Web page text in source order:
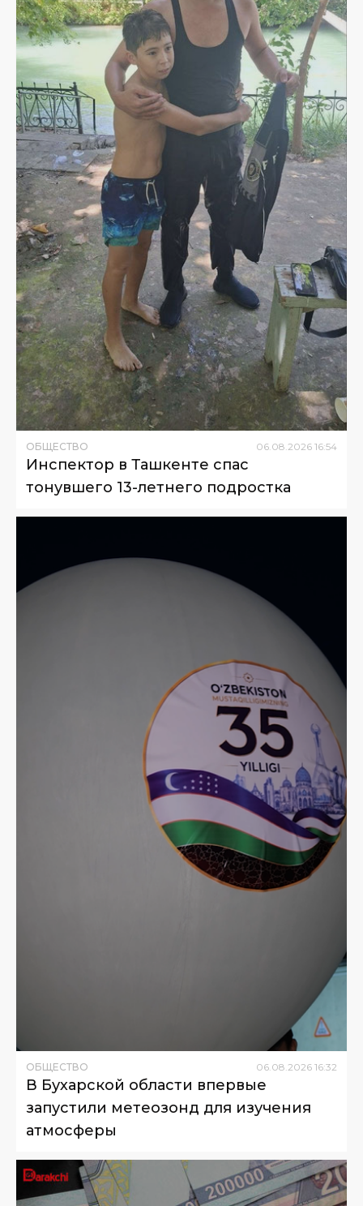
ОБЩЕСТВО 06.08.2026 16:54
Инспектор в Ташкенте спас
тонувшего 13-летнего подростка
ОБЩЕСТВО 06.08.2026 16:32
В Бухарской области впервые
запустили метеозонд для изучения
атмосферы